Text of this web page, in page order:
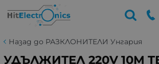
Назад до РАЗКЛОНИТЕЛИ Унгария
УДЪЛЖИТЕЛ 220V 10M